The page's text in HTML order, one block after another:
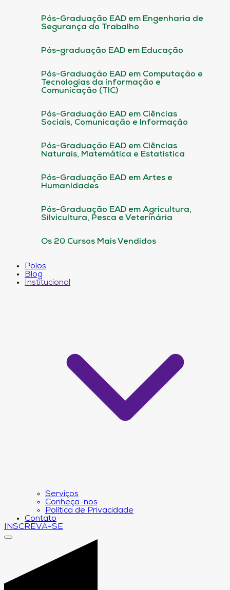
Pós-Graduação EAD em Engenharia de
Segurança do Trabalho
Pós-graduação EAD em Educação
Pós-Graduação EAD em Computação e
Tecnologias da informação e
Comunicação (TIC)
Pós-Graduação EAD em Ciências
Sociais, Comunicação e Informação
Pós-Graduação EAD em Ciências
Naturais, Matemática e Estatística
Pós-Graduação EAD em Artes e
Humanidades
Pós-Graduação EAD em Agricultura,
Silvicultura, Pesca e Veterinária
Os 20 Cursos Mais Vendidos
Polos
Blog
Institucional
Serviços
Conheça-nos
Política de Privacidade
Contato
INSCREVA-SE